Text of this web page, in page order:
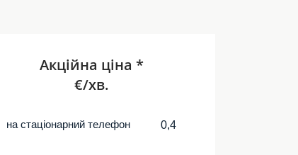
Акційна ціна *
€/хв.
на стаціонарний телефон 0,4